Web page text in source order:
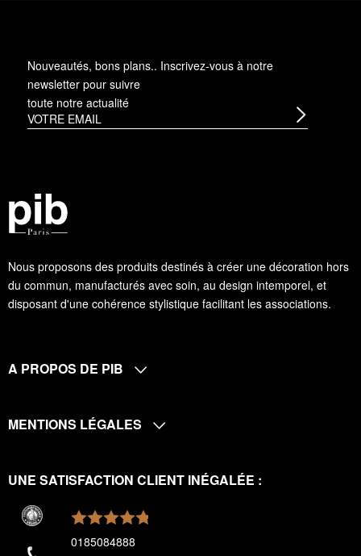
Nous proposons des produits destinés à créer une décoration hors
du commun, manufacturés avec soin, au design intemporel, et
disposant d'une cohérence stylistique facilitant les associations.
Nouveautés, bons plans.. Inscrivez-vous à notre
newsletter pour suivre
toute notre actualité
A PROPOS DE PIB
MENTIONS LÉGALES
UNE SATISFACTION CLIENT INÉGALÉE :
0185084888